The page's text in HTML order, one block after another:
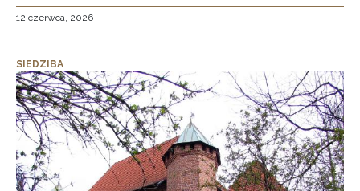
12 czerwca, 2026
SIEDZIBA